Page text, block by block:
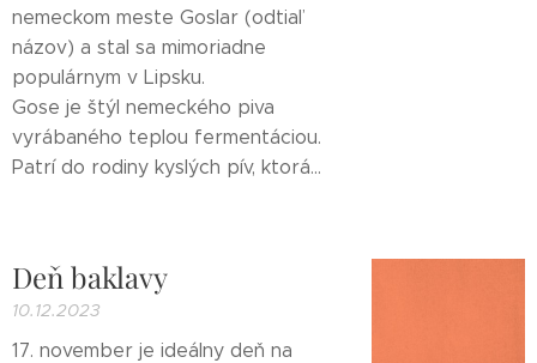
nemeckom meste Goslar (odtiaľ
názov) a stal sa mimoriadne
populárnym v Lipsku.
Gose je štýl nemeckého piva
vyrábaného teplou fermentáciou.
Patrí do rodiny kyslých pív, ktorá...
Deň baklavy
10.12.2023
17. november je ideálny deň na